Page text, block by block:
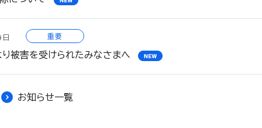
重要
被害を受けられたみなさまへ
お知らせ一覧